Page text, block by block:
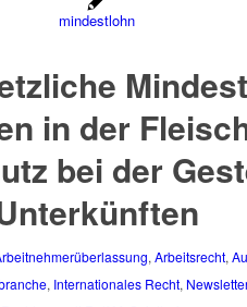
in der
bei der
, Arbeitsrecht,
, Internationales Recht, Newsletter